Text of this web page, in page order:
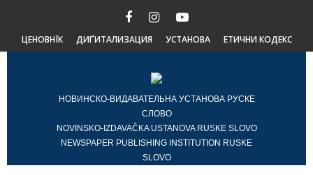
ЦЕНОВНЇК ДИҐИТАЛИЗАЦИЯ УСТАНОВА ЕТИЧНИ КОДЕКС
НОВИНСКО-ВИДАВАТЕЛЬНА УСТАНОВА РУСКЕ
СЛОВО
NOVINSKO-IZDAVAČKA USTANOVA RUSKE SLOVO
NEWSPAPER PUBLISHING INSTITUTION RUSKE
SLOVO